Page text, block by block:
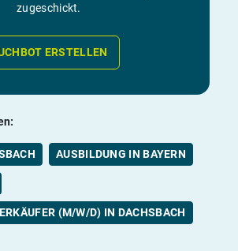
zugeschickt.
ERSTELLEN
AUSBILDUNG IN BAYERN
(M/W/D) IN DACHSBACH